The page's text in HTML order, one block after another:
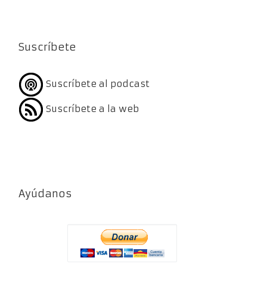
Suscríbete
Suscríbete al podcast
Suscríbete a la web
Ayúdanos